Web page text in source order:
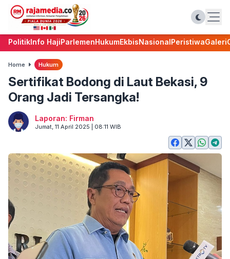
PolitikInfo HajiParlemenHukumEkbisNasionalPeristiwaGaleri
Home Hukum
Sertifikat Bodong di Laut Bekasi, 9
Orang Jadi Tersangka!
Laporan: Firman
Jumat, 11 April 2025 | 08:11 WIB